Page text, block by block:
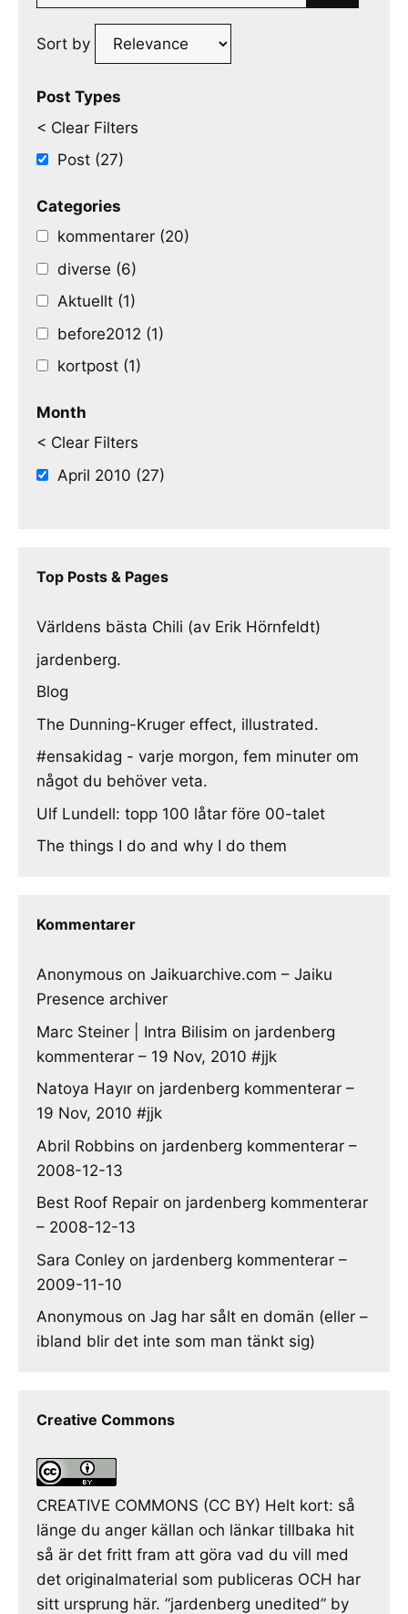
Sort by
Post Types
< Clear Filters
Post (27)
Categories
kommentarer (20)
diverse (6)
Aktuellt (1)
before2012 (1)
kortpost (1)
Month
< Clear Filters
April 2010 (27)
Top Posts & Pages
Världens bästa Chili (av Erik Hörnfeldt)
jardenberg.
Blog
The Dunning-Kruger effect, illustrated.
#ensakidag - varje morgon, fem minuter om
något du behöver veta.
Ulf Lundell: topp 100 låtar före 00-talet
The things I do and why I do them
Kommentarer
Anonymous on Jaikuarchive.com – Jaiku
Presence archiver
Marc Steiner | Intra Bilisim on jardenberg
kommenterar – 19 Nov, 2010 #jjk
Natoya Hayır on jardenberg kommenterar –
19 Nov, 2010 #jjk
Abril Robbins on jardenberg kommenterar –
2008-12-13
Best Roof Repair on jardenberg kommenterar
– 2008-12-13
Sara Conley on jardenberg kommenterar –
2009-11-10
Anonymous on Jag har sålt en domän (eller –
ibland blir det inte som man tänkt sig)
Creative Commons
CREATIVE COMMONS (CC BY) Helt kort: så
länge du anger källan och länkar tillbaka hit
så är det fritt fram att göra vad du vill med
det originalmaterial som publiceras OCH har
sitt ursprung här. ”jardenberg unedited” by